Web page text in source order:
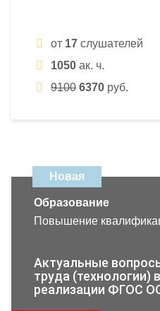
от 17 слушателей
1050 ак. ч.
9100 6370 руб.
Новая
Образование
Повышение
Актуальные
труда (технологии)
реализации ФГОС